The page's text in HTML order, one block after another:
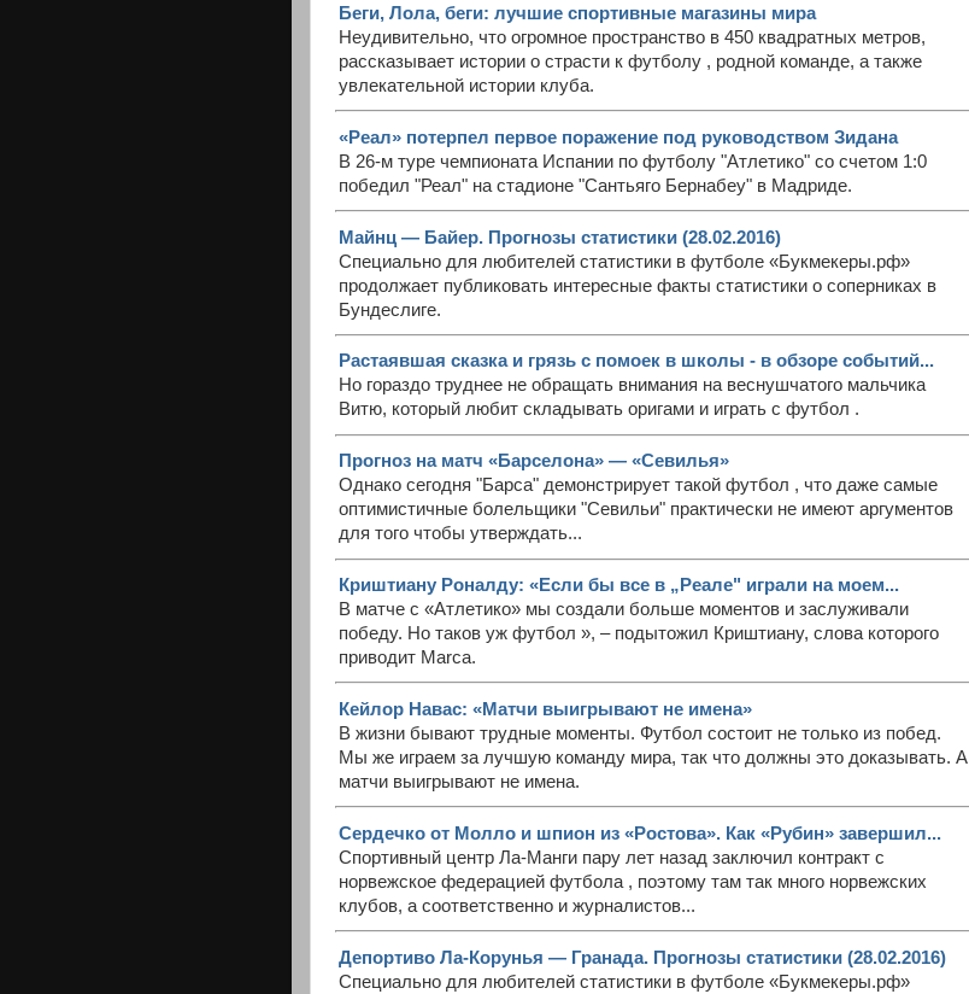
Беги, Лола, беги: лучшие спортивные магазины мира
Неудивительно, что огромное пространство в 450 квадратных метров,
рассказывает истории о страсти к футболу , родной команде, а также
увлекательной истории клуба.
«Реал» потерпел первое поражение под руководством Зидана
В 26-м туре чемпионата Испании по футболу "Атлетико" со счетом 1:0
победил "Реал" на стадионе "Сантьяго Бернабеу" в Мадриде.
Майнц — Байер. Прогнозы статистики (28.02.2016)
Специально для любителей статистики в футболе «Букмекеры.рф»
продолжает публиковать интересные факты статистики о соперниках в
Бундеслиге.
Растаявшая сказка и грязь с помоек в школы - в обзоре событий...
Но гораздо труднее не обращать внимания на веснушчатого мальчика
Витю, который любит складывать оригами и играть с футбол .
Прогноз на матч «Барселона» — «Севилья»
Однако сегодня "Барса" демонстрирует такой футбол , что даже самые
оптимистичные болельщики "Севильи" практически не имеют аргументов
для того чтобы утверждать...
Криштиану Роналду: «Если бы все в „Реале" играли на моем...
В матче с «Атлетико» мы создали больше моментов и заслуживали
победу. Но таков уж футбол », – подытожил Криштиану, слова которого
приводит Marca.
Кейлор Навас: «Матчи выигрывают не имена»
В жизни бывают трудные моменты. Футбол состоит не только из побед.
Мы же играем за лучшую команду мира, так что должны это доказывать. А
матчи выигрывают не имена.
Сердечко от Молло и шпион из «Ростова». Как «Рубин» завершил...
Спортивный центр Ла-Манги пару лет назад заключил контракт с
норвежское федерацией футбола , поэтому там так много норвежских
клубов, а соответственно и журналистов...
Депортиво Ла-Корунья — Гранада. Прогнозы статистики (28.02.2016)
Специально для любителей статистики в футболе «Букмекеры.рф»